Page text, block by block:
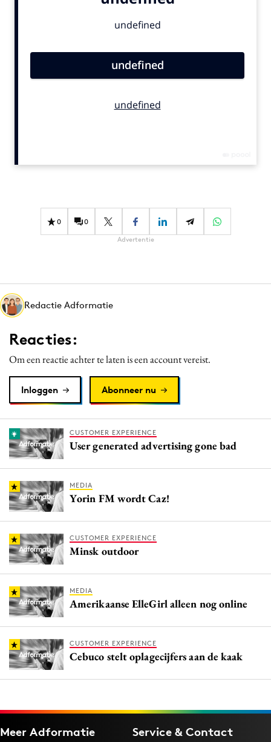
Gedragsverandering
Influencer marketing
Media
Merkstrategie
PR
Programmatic
Purpose Marketing
Reputatie & crisis
0 0
Advertentie
Redactie Adformatie
Reacties:
Om een reactie achter te laten is een account vereist.
Inloggen Abonneer nu
CUSTOMER EXPERIENCE
User generated advertising gone bad
MEDIA
Yorin FM wordt Caz!
CUSTOMER EXPERIENCE
Minsk outdoor
MEDIA
Amerikaanse ElleGirl alleen nog online
CUSTOMER EXPERIENCE
Cebuco stelt oplagecijfers aan de kaak
Meer Adformatie Service & Contact